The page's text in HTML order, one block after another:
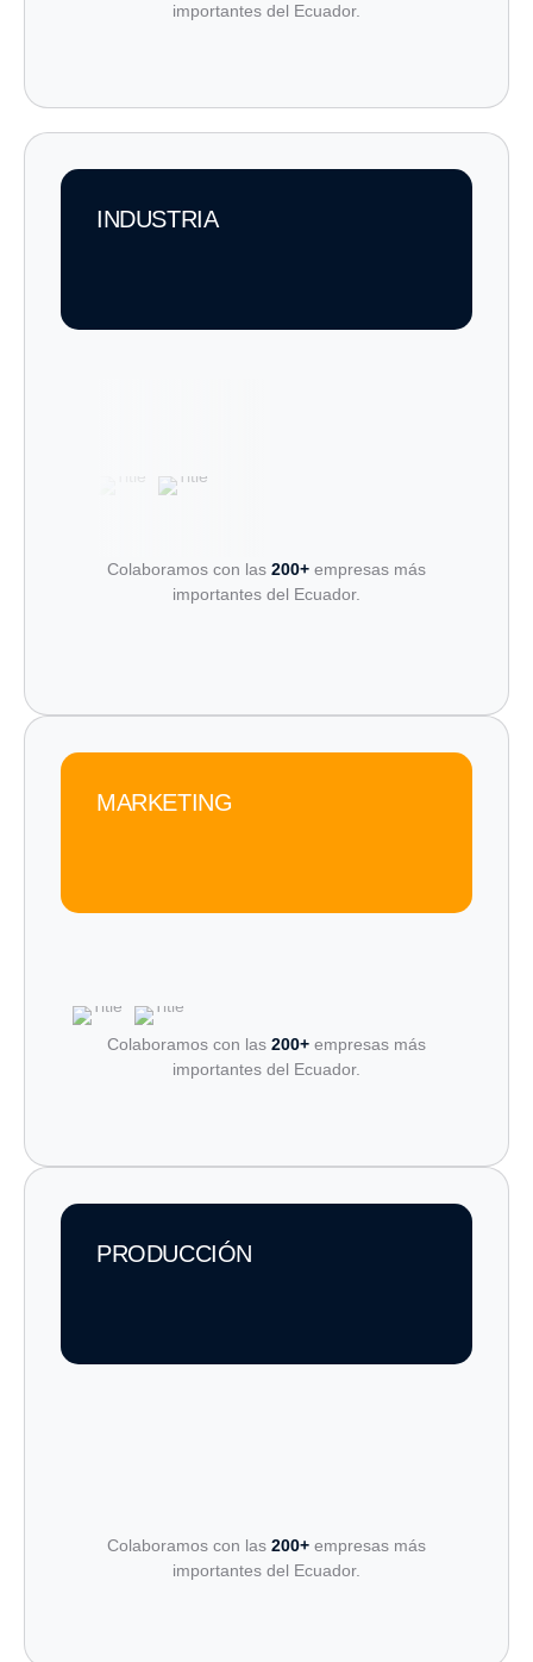
importantes del Ecuador.
INDUSTRIA
Colaboramos con las 200+ empresas más
importantes del Ecuador.
Colaboramos con las 200+ empresas más
importantes del Ecuador.
MARKETING
PRODUCCIÓN
Colaboramos con las 200+ empresas más
importantes del Ecuador.